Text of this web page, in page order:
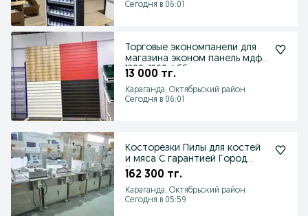
Сегодня в 06:01
Торговые экономпанели для
магазина эконом панель мдф
1200х1200 Абботт
13 000 тг.
Караганда, Октябрьский район
Сегодня в 06:01
Косторезки Пилы для костей
и мяса С гарантией Город
Караганда
162 300 тг.
Караганда, Октябрьский район
Сегодня в 05:59